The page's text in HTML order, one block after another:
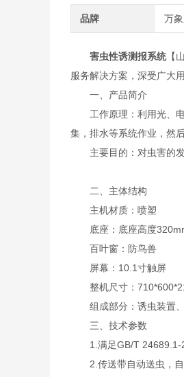
品牌 万
害虫性诱测报系统【
服务解决方案，深受广大
一、产品简介
工作原理：利用光、电
集，排水等系统作业，然
主要目的：对虫害的发
二、主体结构
主机材质：喷塑
底座：底座高度
百叶窗：防鸟兽
屏幕：10.1寸触屏
整机尺寸：
组成部分：诱虫装置、
三、技术参数
1.满足GB/T 24689.1-
2.传送带自动送虫，自